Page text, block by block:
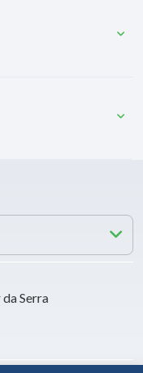
Serra